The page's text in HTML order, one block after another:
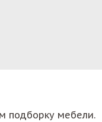
подборку мебели.